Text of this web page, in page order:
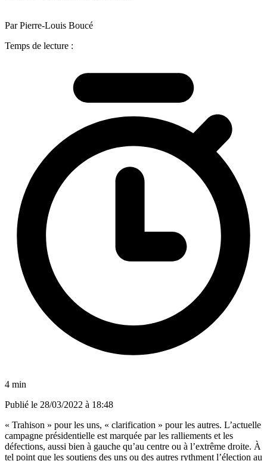
Par Pierre-Louis Boucé
Temps de lecture :
4 min
Publié le 28/03/2022 à 18:48
« Trahison » pour les uns, « clarification » pour les autres. L’actuelle
campagne présidentielle est marquée par les ralliements et les
défections, aussi bien à gauche qu’au centre ou à l’extrême droite. À
tel point que les soutiens des uns ou des autres rythment l’élection au